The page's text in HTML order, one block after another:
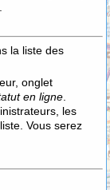
la liste des
onglet
en ligne
les
Vous serez